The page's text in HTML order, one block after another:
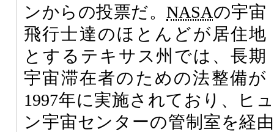
ンからの投票だ。NASAの宇宙
飛行士達のほとんどが居住地
とするテキサス州では、長期
宇宙滞在者のための法整備が
1997年に実施されており、ヒ
ン宇宙センターの管制室を経